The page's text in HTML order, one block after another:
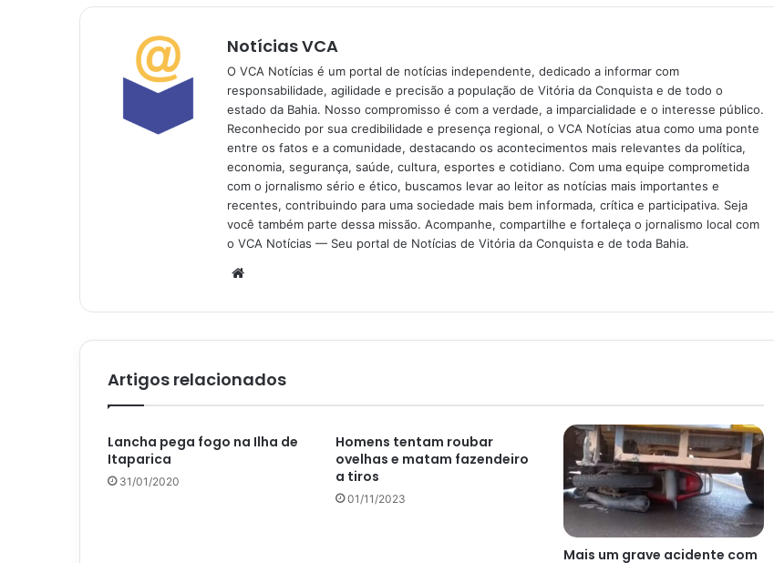
Notícias VCA
O VCA Notícias é um portal de notícias independente, dedicado a informar com
responsabilidade, agilidade e precisão a população de Vitória da Conquista e de todo o
estado da Bahia. Nosso compromisso é com a verdade, a imparcialidade e o interesse público.
Reconhecido por sua credibilidade e presença regional, o VCA Notícias atua como uma ponte
entre os fatos e a comunidade, destacando os acontecimentos mais relevantes da política,
economia, segurança, saúde, cultura, esportes e cotidiano. Com uma equipe comprometida
com o jornalismo sério e ético, buscamos levar ao leitor as notícias mais importantes e
recentes, contribuindo para uma sociedade mais bem informada, crítica e participativa. Seja
você também parte dessa missão. Acompanhe, compartilhe e fortaleça o jornalismo local com
o VCA Notícias — Seu portal de Notícias de Vitória da Conquista e de toda Bahia.
Artigos relacionados
Lancha pega fogo na Ilha de
Itaparica
31/01/2020
Homens tentam roubar
ovelhas e matam fazendeiro
a tiros
01/11/2023
Mais um grave acidente com